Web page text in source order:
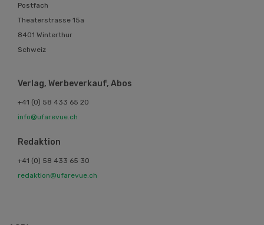
Postfach
Theaterstrasse 15a
8401 Winterthur
Schweiz
Verlag, Werbeverkauf, Abos
+41 (0) 58 433 65 20
info@ufarevue.ch
Redaktion
+41 (0) 58 433 65 30
redaktion@ufarevue.ch